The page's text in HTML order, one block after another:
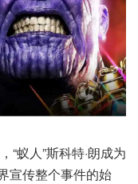
“蚁人”斯科特·朗成为
宣传整个事件的始